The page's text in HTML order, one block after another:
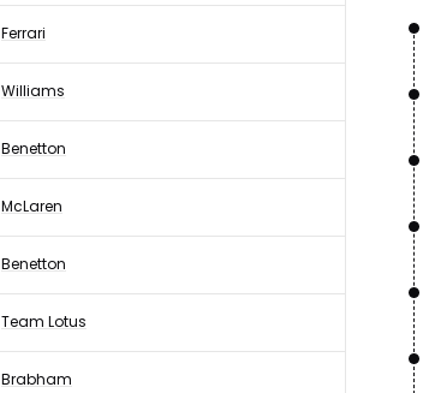
Ferrari
Williams
Benetton
McLaren
Benetton
Team Lotus
Brabham